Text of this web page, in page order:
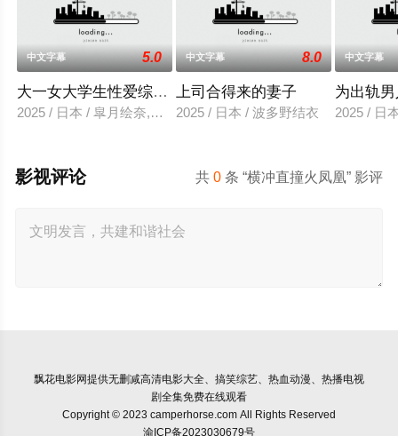
中文字幕 5.0
大一女大学生性爱综艺视频
2025 / 日本 / 皐月绘奈,水田贤治
中文字幕 8.0
上司合得来的妻子
2025 / 日本 / 波多野结衣
中文字幕
为出轨
2025 / 日
共0 条 “横冲直撞火凤凰” 影评
影视评论
飘花电影网提供无删减高清电影大全、搞笑综艺、热血动漫、热播电视
剧全集免费在线观看
Copyright © 2023 camperhorse.com All Rights Reserved
渝ICP备2023030679号